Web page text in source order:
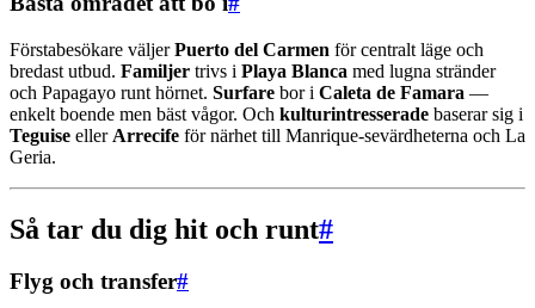
Förstabesökare väljerPuerto del Carmen för centralt läge och
bredast utbud. Familjer trivs i Playa Blanca med lugna stränder
och Papagayo runt hörnet. Surfare bor i Caleta de Famara —
enkelt boende men bäst vågor. Och kulturintresserade baserar sig i
Teguise eller Arrecife för närhet till Manrique-sevärdheterna och La
Geria.
Så tar du dig hit och runt#
Flyg och transfer#